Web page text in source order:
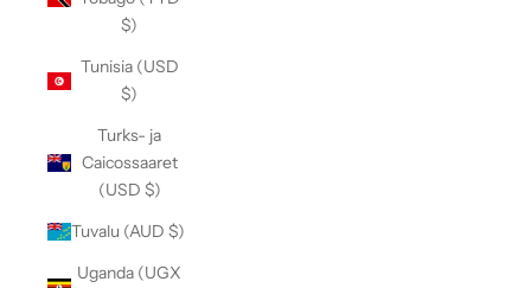
$)
Tunisia (USD
$)
Turks- ja
Caicossaaret
(USD $)
Tuvalu (AUD $)
Uganda (UGX